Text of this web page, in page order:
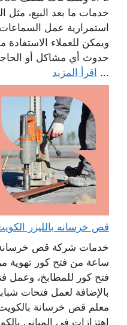
خدمات ما بعد البيع، مثل
استمرارية عمل
ويمكن للعملاء
حدوث أي مشاكل أو
... اقرأ المزيد
قص خرسانه بالليزر الكويت 65932555 فتح كور
ساعة من فتح كور تهوية
فتح كور للمطابخ، وعمل
بالإضافة لعمل فتحات
معلم قص خرسانة
اهتزازات في المباني